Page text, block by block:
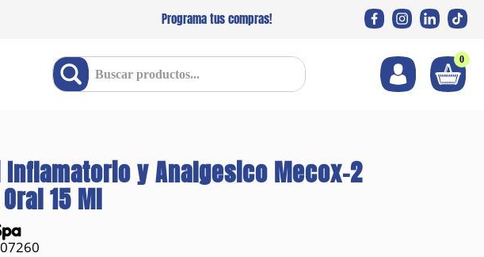
Programa tus compras!
Buscar productos... 0
Inflamatorio y Analgesico Mecox-2
15 Ml